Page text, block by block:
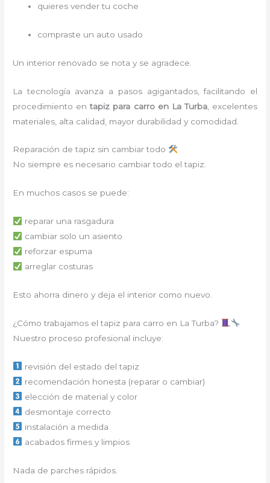
quieres vender tu coche
compraste un auto usado
Un interior renovado se nota y se agradece.
La tecnología avanza a pasos agigantados, facilitando el
procedimiento entapiz para carroen La Turba, excelentes
materiales, alta calidad, mayor durabilidad y comodidad.
Reparación de tapiz sin cambiar todo
No siempre es necesario cambiar todo el tapiz.
En muchos casos se puede:
reparar una rasgadura
cambiar solo un asiento
reforzar espuma
arreglar costuras
Esto ahorra dinero y deja el interior como nuevo.
¿Cómo trabajamos el tapiz para carro en La Turba?
Nuestro proceso profesional incluye:
revisión del estado del tapiz
recomendación honesta (reparar o cambiar)
elección de material y color
desmontaje correcto
instalación a medida
acabados firmes y limpios
Nada de parches rápidos.